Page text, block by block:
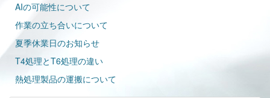
AIの可能性について
作業の立ち合いについて
夏季休業日のお知らせ
T4処理とT6処理の違い
熱処理製品の運搬について